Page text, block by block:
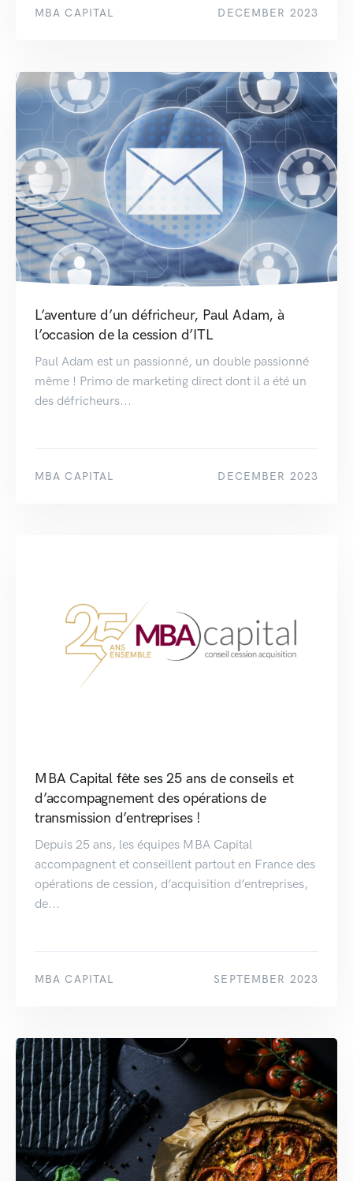
MBA CAPITAL DECEMBER 2023
L’aventure d’un défricheur, Paul Adam, à
l’occasion de la cession d’ITL
Paul Adam est un passionné, un double passionné
même ! Primo de marketing direct dont il a été un
des défricheurs...
MBA CAPITAL DECEMBER 2023
MBA Capital fête ses 25 ans de conseils et
d’accompagnement des opérations de
transmission d’entreprises !
Depuis 25 ans, les équipes MBA Capital
accompagnent et conseillent partout en France des
opérations de cession, d’acquisition d’entreprises,
de...
MBA CAPITAL SEPTEMBER 2023